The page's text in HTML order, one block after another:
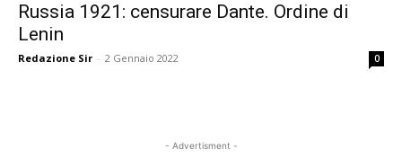
Russia 1921: censurare Dante. Ordine di
Lenin
Redazione Sir - 2 Gennaio 2022 0
- Advertisment -